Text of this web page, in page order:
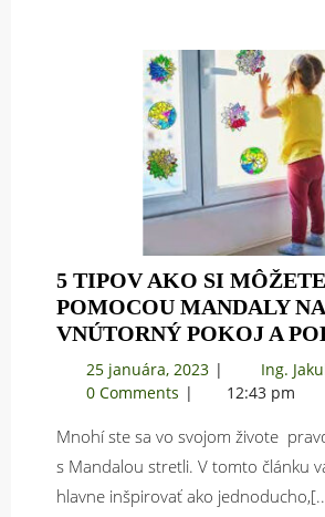
5 TIPOV AKO SI MÔŽETE
POMOCOU MANDALY
VNÚTORNÝ POKOJ A
25 januára, 2023 25
januára,
Ing.
0 Comments 12:43 pm
Mnohí ste sa vo svojom živote
s Mandalou stretli. V tomto článku
hlavne inšpirovať ako